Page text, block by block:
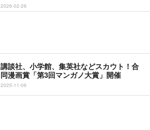
2026-02-26
講談社、小学館、集英社などスカウト！合
同漫画賞「第3回マンガノ大賞」開催
2025-11-06